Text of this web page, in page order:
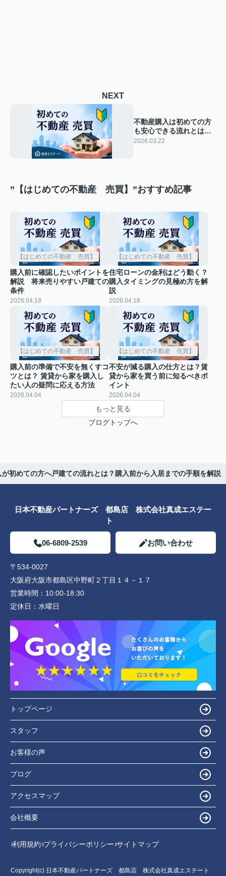
NEXT
不動産購入は初めての方
も安心できる流れとは？
手順や必要な準備を分か
2026.03.22
”【はじめての不動産 売買】”おすすめ記事
【はじめての不動産 売買】
購入前に確認したいポイントを
解説 将来売りやすい戸建ての
条件
2026.04.18
【はじめての不動産 売買】
住宅ローンの金利はどう動く？
購入タイミングの見極め方を解
説
2026.04.18
【はじめての不動産 売買】
購入前の準備で不安を無くすコ
ツとは？ 賃貸から家を購入し
たい人の疑問に応える方法
2026.04.04
【はじめての不動産 売買】
不安が減る購入の仕方とは？賃
貸から家を買う前に知るべきポ
イント
2026.04.04
もっと見る
ブログトップへ
が初めての方へ戸建ての流れとは？購入前から入居までの手順を解説
日本不動産パートナーズ 都島店 株式会社真成エステー
ト
06-6809-2539 お問い合わせ
〒534-0027
大阪府大阪市都島区中野町２丁目１４－１７
営業時間： 10:00-18:30
定休日： 水曜日
トップページ
スタッフ
お客様の声
ブログ
アクセスマップ
会社概要
利用規約 プライバシーポリシー サイトマップ
Copyright(c) 日本不動産パートナーズ 都島店 株式会社真成エステート